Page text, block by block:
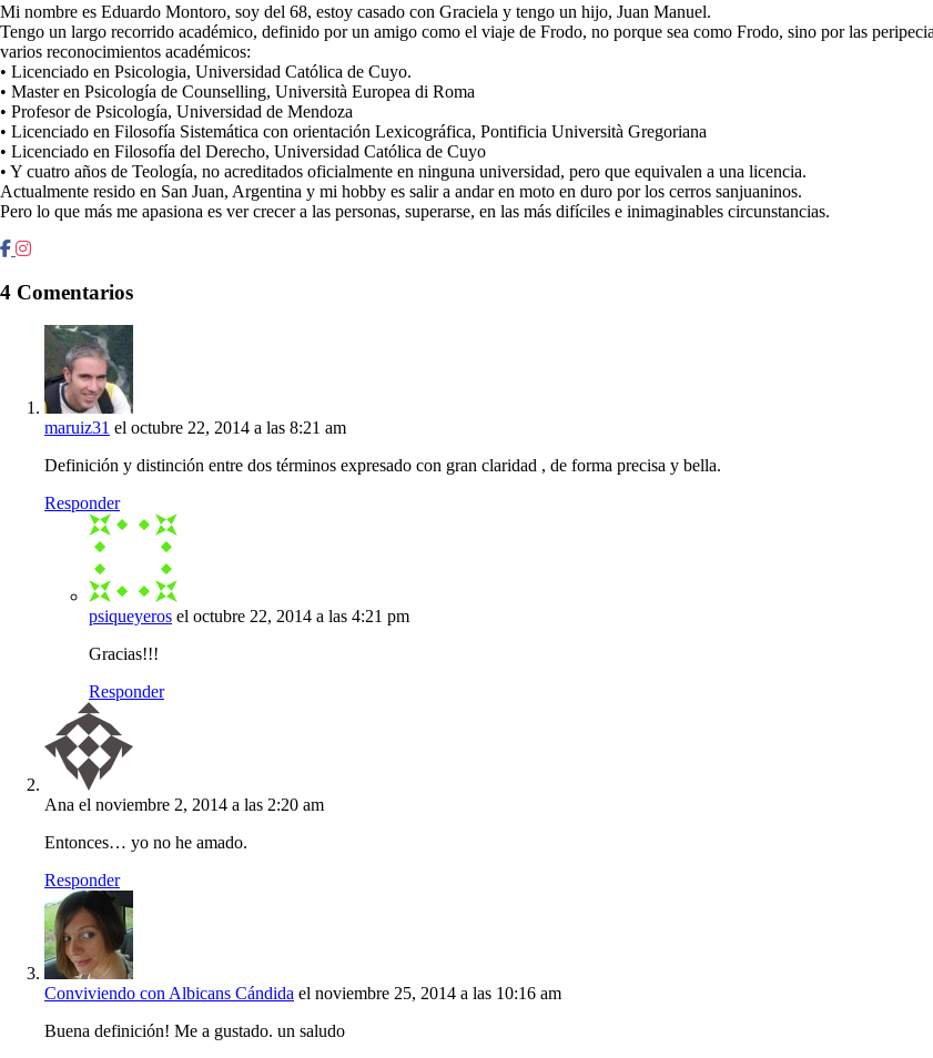
Mi nombre es Eduardo Montoro, soy del 68, estoy casado con Graciela y tengo un hijo, Juan Manuel.
Tengo un largo recorrido académico, definido por un amigo como el viaje de Frodo, no porque sea como Frodo, sino por las
varios reconocimientos académicos:
• Licenciado en Psicologia, Universidad Católica de Cuyo.
• Master en Psicología de Counselling, Università Europea di Roma
• Profesor de Psicología, Universidad de Mendoza
• Licenciado en Filosofía Sistemática con orientación Lexicográfica, Pontificia Università Gregoriana
• Licenciado en Filosofía del Derecho, Universidad Católica de Cuyo
• Y cuatro años de Teología, no acreditados oficialmente en ninguna universidad, pero que equivalen a una licencia.
Actualmente resido en San Juan, Argentina y mi hobby es salir a andar en moto en duro por los cerros sanjuaninos.
Pero lo que más me apasiona es ver crecer a las personas, superarse, en las más difíciles e inimaginables circunstancias.
4 Comentarios
maruiz31 el octubre 22, 2014 a las 8:21 am
Definición y distinción entre dos términos expresado con gran claridad , de forma precisa y bella.
Responder
psiqueyeros el octubre 22, 2014 a las 4:21 pm
Gracias!!!
Responder
Ana el noviembre 2, 2014 a las 2:20 am
Entonces… yo no he amado.
Responder
Conviviendo con Albicans Cándida el noviembre 25, 2014 a las 10:16 am
Buena definición! Me a gustado. un saludo